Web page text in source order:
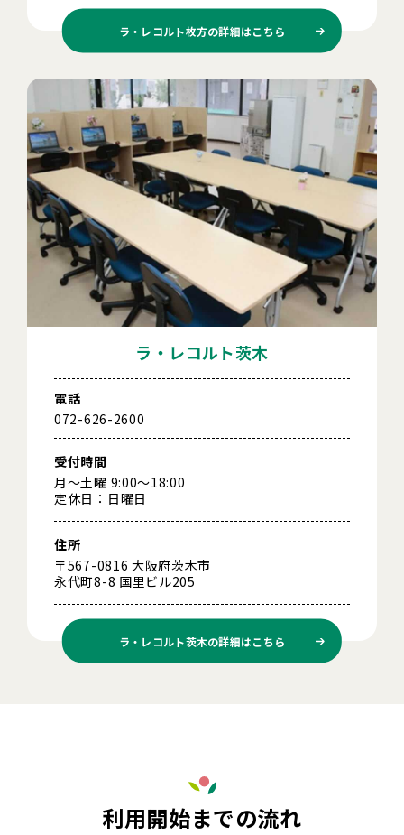
ラ・レコルト枚方の詳細はこちら
ラ・レコルト茨木
電話
072-626-2600
受付時間
月～土曜 9:00～18:00
定休日：日曜日
住所
〒567-0816 大阪府茨木市
永代町8-8 国里ビル205
ラ・レコルト茨木の詳細はこちら
利用開始までの流れ